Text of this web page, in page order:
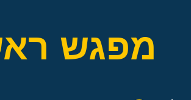
מפגש